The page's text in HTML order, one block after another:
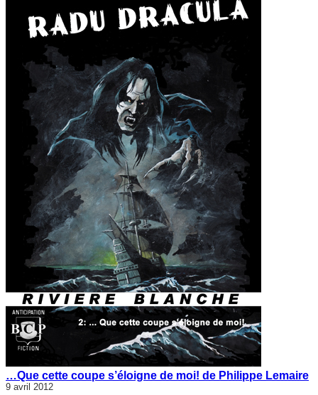
…Que cette coupe s’éloigne de moi! de Philippe Lemaire
9 avril 2012